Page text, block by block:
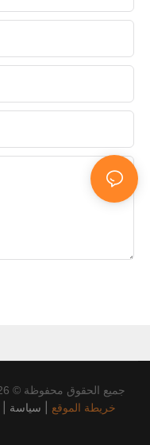
خريطة الموقع
سياسة